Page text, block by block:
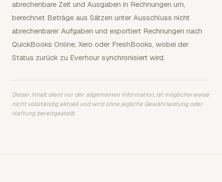
abrechenbare Zeit und Ausgaben in Rechnungen um,
berechnet Beträge aus Sätzen unter Ausschluss nicht
abrechenbarer Aufgaben und exportiert Rechnungen nach
QuickBooks Online, Xero oder FreshBooks, wobei der
Status zurück zu Everhour synchronisiert wird.
Dieser Inhalt dient nur der allgemeinen Information, ist möglicherweise
nicht vollständig aktuell und wird ohne jegliche Gewährleistung oder
Haftung bereitgestellt.